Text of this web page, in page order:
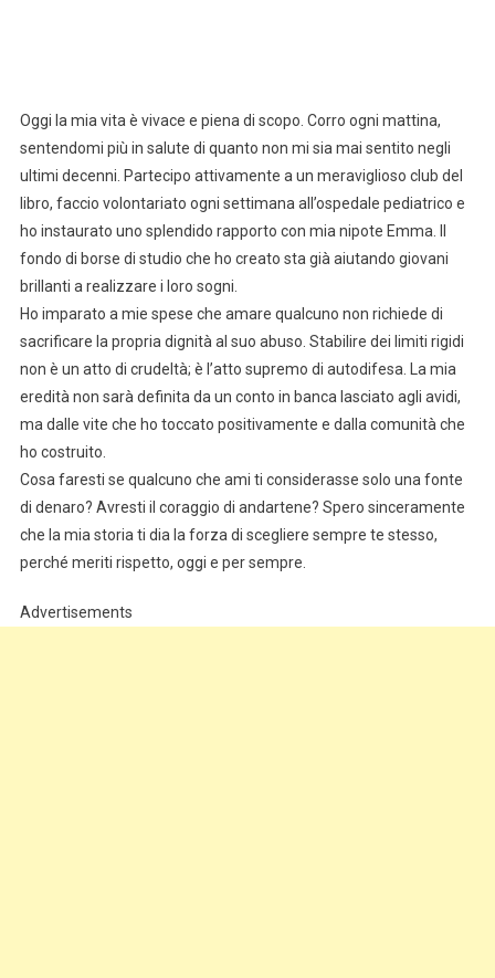
Oggi la mia vita è vivace e piena di scopo. Corro ogni mattina,
sentendomi più in salute di quanto non mi sia mai sentito negli
ultimi decenni. Partecipo attivamente a un meraviglioso club del
libro, faccio volontariato ogni settimana all’ospedale pediatrico e
ho instaurato uno splendido rapporto con mia nipote Emma. Il
fondo di borse di studio che ho creato sta già aiutando giovani
brillanti a realizzare i loro sogni.
Ho imparato a mie spese che amare qualcuno non richiede di
sacrificare la propria dignità al suo abuso. Stabilire dei limiti rigidi
non è un atto di crudeltà; è l’atto supremo di autodifesa. La mia
eredità non sarà definita da un conto in banca lasciato agli avidi,
ma dalle vite che ho toccato positivamente e dalla comunità che
ho costruito.
Cosa faresti se qualcuno che ami ti considerasse solo una fonte
di denaro? Avresti il coraggio di andartene? Spero sinceramente
che la mia storia ti dia la forza di scegliere sempre te stesso,
perché meriti rispetto, oggi e per sempre.
Advertisements